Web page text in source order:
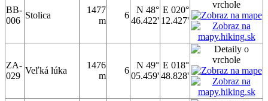
BB-
006
Stolica
1477
m
6
N 48°
46.422'
E 020°
12.427'
ZA-
029
Veľká lúka
1476
m
6
N 49°
05.459'
E 018°
48.828'